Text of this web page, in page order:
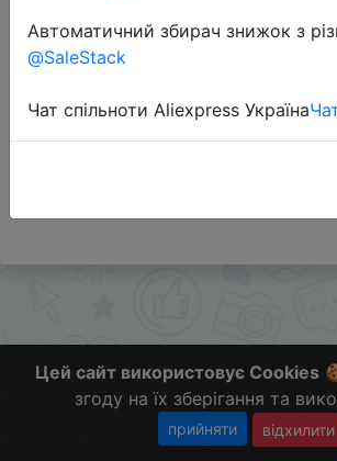
Перейти до
Додаткова інформація відсутня.
Слідкуйте за знижками на
Цей сайт використовує Cookies
згоду на їх зберігання та
прийняти відхилити
Автоматичний збирач знижок з
@SaleStack
Чат спільноти Aliexpress Україна